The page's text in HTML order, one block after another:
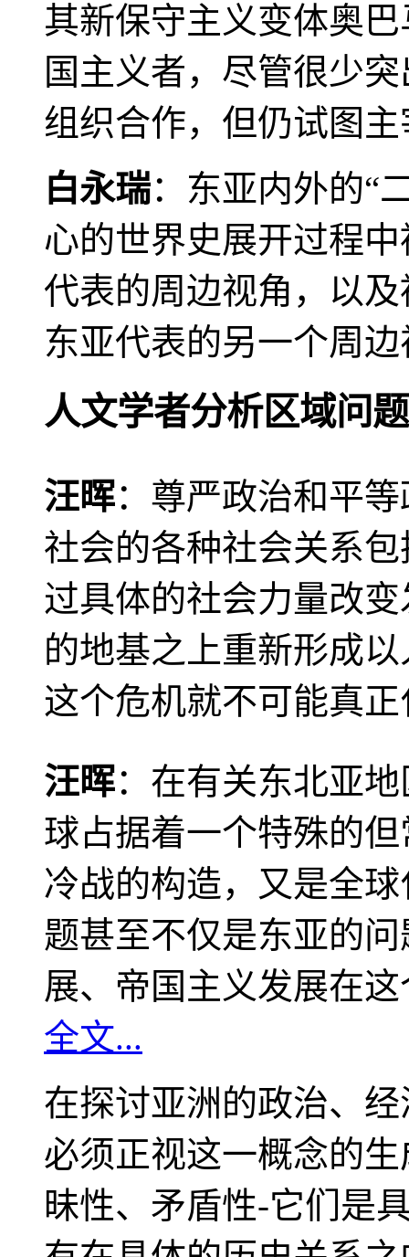
其新保守主义变体奥
国主义者，尽管很少
组织合作，但仍试图
白永瑞：东亚内外的“
心的世界史展开过程
代表的周边视角，以
东亚代表的另一个周
人文学者分析区域问题
汪晖：尊严政治和平
社会的各种社会关系
过具体的社会力量改
的地基之上重新形成
这个危机就不可能真
汪晖：在有关东北亚
球占据着一个特殊的
冷战的构造，又是全
题甚至不仅是东亚的
展、帝国主义发展在
全文...
在探讨亚洲的政治、
必须正视这一概念的
昧性、矛盾性-它们是